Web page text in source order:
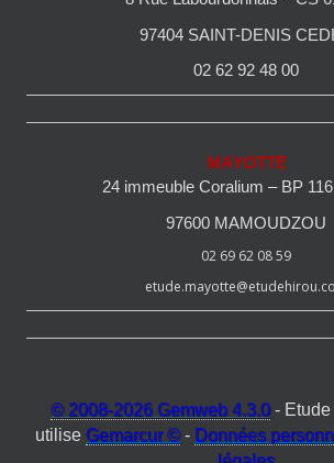
97404 SAINT-DENIS
02 62 92 48 00
MAYOTTE
24 immeuble Coralium – BP
97600 MAMOUDZOU
02 69 62 08 59
© 2008-2026 Gemweb 4.3.0- Etude
utilise Gemarcur © - Données